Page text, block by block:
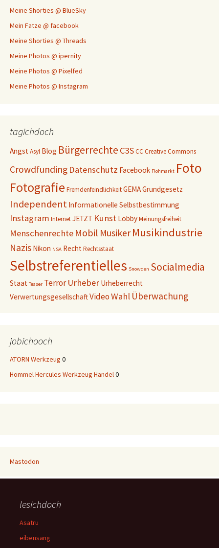
Meine Shorties @ BlueSky
Mein Fatze @ facebook
Meine Shorties @ Threads
Meine Photos @ ipernity
Meine Photos @ Pixelfed
Meine Photos @ Instagram
tagichdoch
AngstAsyl Blog Bürgerrechte C3SCC Creative Commons
Crowdfunding Datenschutz Facebook Flohmarkt Foto
Fotografie FremdenfeindlichkeitGEMAGrundgesetz
Independent Informationelle Selbstbestimmung
Instagram InternetJETZT Kunst LobbyMeinungsfreiheit
Menschenrechte Mobil Musiker Musikindustrie
Nazis Nikon NSA RechtRechtsstaat
Selbstreferentielles Snowden Socialmedia
Staat Teaser Terror Urheber Urheberrecht
VerwertungsgesellschaftVideoWahl Überwachung
jobichooch
ATORN Werkzeug 0
Hommel Hercules Werkzeug Handel0
Mastodon
lesichdoch
Asatru
eibensang